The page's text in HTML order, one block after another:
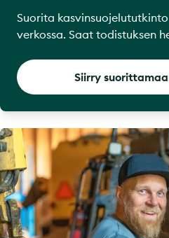
Suorita
verkossa. Saat todistuksen
Siirry